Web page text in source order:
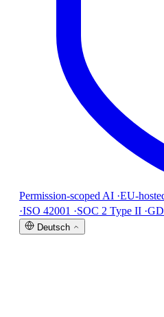
Permission-scoped AI ·EU-
·ISO 42001 ·SOC 2 Type II ·
Deutsch